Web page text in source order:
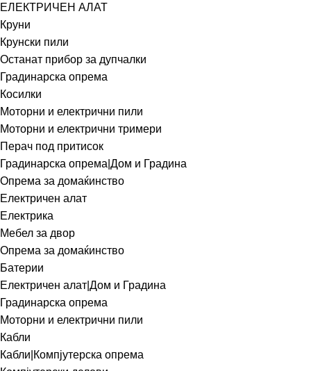
ЕЛЕКТРИЧЕН АЛАТ
Круни
Крунски пили
Останат прибор за дупчалки
Градинарска опрема
Косилки
Моторни и електрични пили
Моторни и електрични тримери
Перач под притисок
Градинарска опрема|Дом и Градина
Опрема за домаќинство
Електричен алат
Електрика
Мебел за двор
Опрема за домаќинство
Батерии
Електричен алат|Дом и Градина
Градинарска опрема
Моторни и електрични пили
Кабли
Кабли|Компјутерска опрема